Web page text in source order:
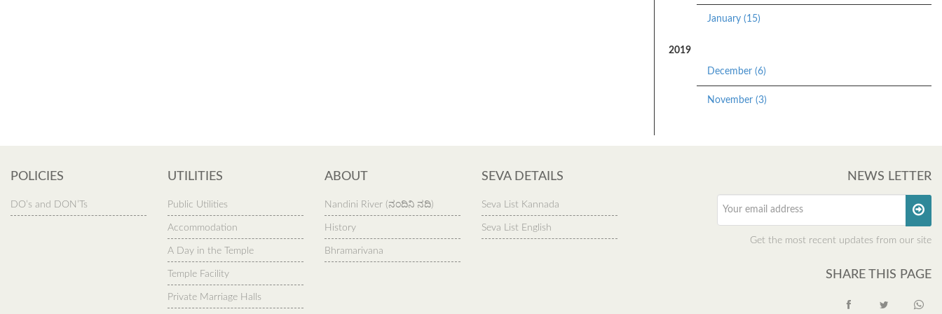
January (15)
2019
December (6)
November (3)
POLICIES
DO’s and DON’Ts
UTILITIES
Public Utilities
Accommodation
A Day in the Temple
Temple Facility
Private Marriage Halls
ABOUT
Nandini River (ನಂದಿನಿ ನದಿ)
History
Bhramarivana
SEVA DETAILS
Seva List Kannada
Seva List English
NEWS LETTER
Get the most recent updates from our site
SHARE THIS PAGE